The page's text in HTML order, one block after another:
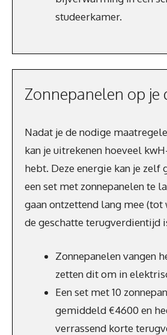
studeerkamer.
Zonnepanelen op je
Nadat je de nodige
kan je uitrekenen hoeveel
hebt. Deze energie kan je zelf
een set met zonnepanelen te
gaan ontzettend lang mee (tot
de geschatte terugverdientijd
Zonnepanelen vangen
zetten dit om in
Een set met 10
gemiddeld €4600 en
verrassend korte